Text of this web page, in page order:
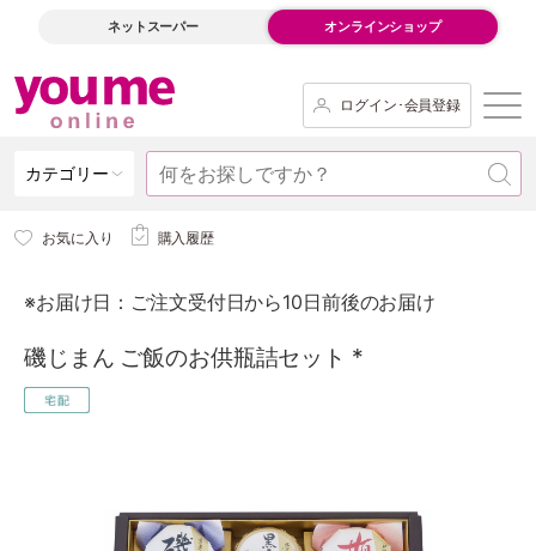
ネットスーパー オンラインショップ
ログイン･会員登録
カテゴリー
お気に入り 購入履歴
※お届け日：ご注文受付日から10日前後のお届け
磯じまん ご飯のお供瓶詰セット *